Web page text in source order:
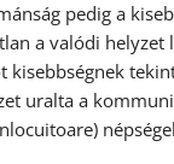
pedig a
a valódi
kisebbségnek
uralta a